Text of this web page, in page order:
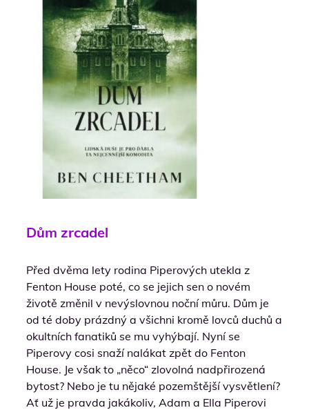
Dům zrcadel
Před dvěma lety rodina Piperových utekla z
Fenton House poté, co se jejich sen o novém
životě změnil v nevýslovnou noční můru. Dům je
od té doby prázdný a všichni kromě lovců duchů a
okultních fanatiků se mu vyhýbají. Nyní se
Piperovy cosi snaží nalákat zpět do Fenton
House. Je však to „něco“ zlovolná nadpřirozená
bytost? Nebo je tu nějaké pozemštější vysvětlení?
Ať už je pravda jakákoliv, Adam a Ella Piperovi